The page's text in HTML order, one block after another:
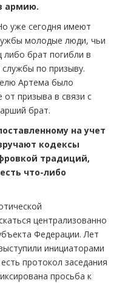
армию.
уже сегодня имеют
молодые люди, чьи
брат погибли в
по призыву.
Артема было
призыва в связи с
брат.
на учет
кодексы
традиций,
что-либо
централизованно
Федерации. Лет
инициаторами
протокол заседания
просьба к